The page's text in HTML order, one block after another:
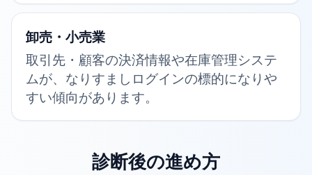
卸売・小売業
取引先・顧客の決済情報や在庫管理システ
ムが、なりすましログインの標的になりや
すい傾向があります。
診断後の進め方